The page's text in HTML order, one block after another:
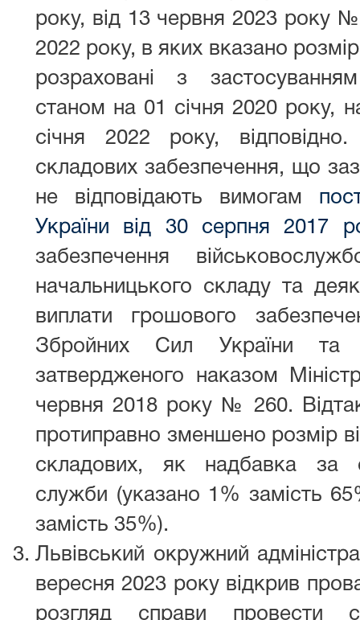
року, від 13 червня 2023 року
2022 року, в яких вказано
розраховані з
станом на 01 січня 2020 року,
січня 2022 року,
складових забезпечення, що
не відповідають вимогам
України від 30 серпня 2017
забезпечення
начальницького складу та
виплати грошового
Збройних Сил України та
затвердженого наказом
червня 2018 року № 260.
протиправно зменшено розмір
складових, як надбавка за
служби (указано 1% замість
замість 35%).
Львівський окружний
вересня 2023 року відкрив
розгляд справи провести